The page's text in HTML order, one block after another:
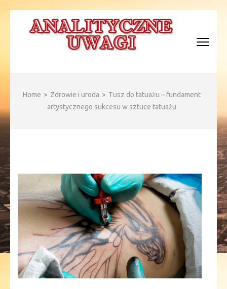
Home > Zdrowie i uroda > Tusz do tatuażu – fundament
artystycznego sukcesu w sztuce tatuażu